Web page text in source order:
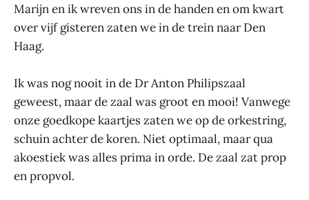
Marijn en ik wreven ons in de handen en om kwart
over vijf gisteren zaten we in de trein naar Den
Haag.
Ik was nog nooit in de Dr Anton Philipszaal
geweest, maar de zaal was groot en mooi! Vanwege
onze goedkope kaartjes zaten we op de orkestring,
schuin achter de koren. Niet optimaal, maar qua
akoestiek was alles prima in orde. De zaal zat prop
en propvol.